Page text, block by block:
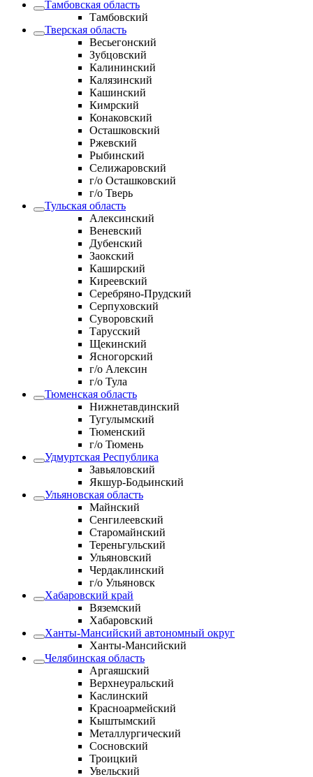
Тамбовская область
Тамбовский
Тверская область
Весьегонский
Зубцовский
Калининский
Калязинский
Кашинский
Кимрский
Конаковский
Осташковский
Ржевский
Рыбинский
Селижаровский
г/о Осташковский
г/о Тверь
Тульская область
Алексинский
Веневский
Дубенский
Заокский
Каширский
Киреевский
Серебряно-Прудский
Серпуховский
Суворовский
Тарусский
Щекинский
Ясногорский
г/о Алексин
г/о Тула
Тюменская область
Нижнетавдинский
Тугулымский
Тюменский
г/о Тюмень
Удмуртская Республика
Завьяловский
Якшур-Бодьинский
Ульяновская область
Майнский
Сенгилеевский
Старомайнский
Тереньгульский
Ульяновский
Чердаклинский
г/о Ульяновск
Хабаровский край
Вяземский
Хабаровский
Ханты-Мансийский автономный округ
Ханты-Мансийский
Челябинская область
Аргаяшский
Верхнеуральский
Каслинский
Красноармейский
Кыштымский
Металлургический
Сосновский
Троицкий
Увельский